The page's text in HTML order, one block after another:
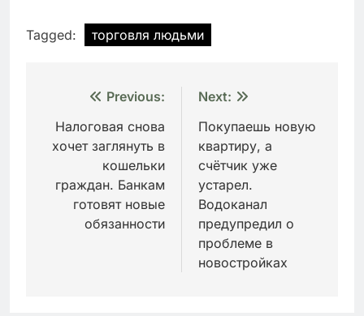
Tagged: торговля людьми
Навигация
по
записям
Previous:
Налоговая снова
хочет заглянуть в
кошельки
граждан. Банкам
готовят новые
обязанности
Next:
Покупаешь новую
квартиру, а
счётчик уже
устарел.
Водоканал
предупредил о
проблеме в
новостройках